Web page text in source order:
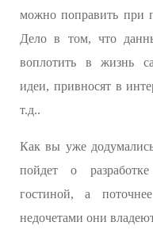
можно поправить при
Дело в том, что
воплотить в жизнь
идеи, привносят в
т.д..
Как вы уже
пойдет о
гостиной, а
недочетами они